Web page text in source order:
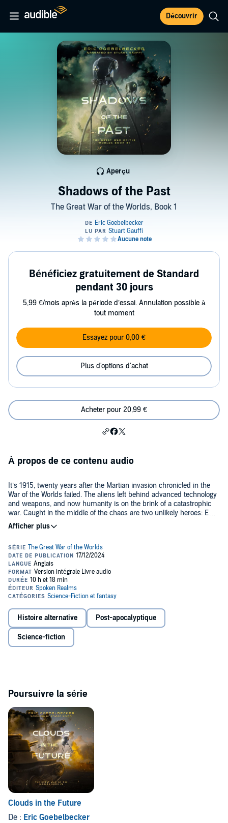
Découvrir
Shadows of the Past
The Great War of the Worlds, Book 1
Aperçu
Bénéficiez gratuitement de Standard
pendant 30 jours
5,99 €/mois après la période d’essai. Annulation possible à
tout moment
Essayez pour 0,00 €
Plus d'options d'achat
Acheter pour 20,99 €
À propos de ce contenu audio
It’s 1915, twenty years after the Martian invasion chronicled in the
War of the Worlds failed. The aliens left behind advanced technology
and weapons, and now humanity is on the brink of a catastrophic
war. Caught in the middle of the chaos are two unlikely heroes: Emil
Zimmerman, a young German soldier, and James Brogan, an
introverted radio engineer.
the big city but finds himself in the trenches fighting for an army
that indiscriminately wields deadly Martian weapons. Meanwhile,
James just wants to be left alone but is pulled into a web of
conspiracy when he’s called upon to repair crucial radios on Long
Island.
As the world hurtles towards the brink of destruction, Emil and
James find themselves on a collision course with fate, each
Shadows of the Pastis a science fiction, alternate history, survival
adventure. Do you love
thrilling journey of The Great War of the Worlds, where humanity
Histoire alternative Post-apocalyptique
Science-fiction
Poursuivre la série
Clouds in the Future
De : Eric Goebelbecker